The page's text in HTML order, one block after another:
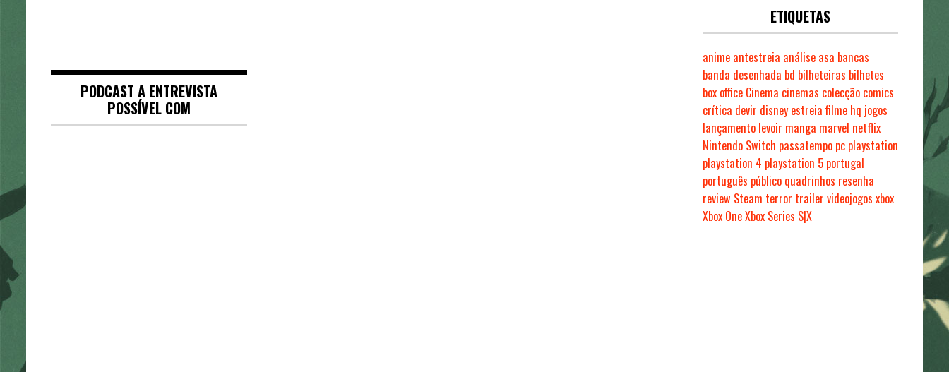
PODCAST A ENTREVISTA
POSSÍVEL COM
ETIQUETAS
anime antestreia análise asa bancas
banda desenhada bd bilheteiras bilhetes
box office Cinema cinemas colecção comics
crítica devir disney estreiafilme hq jogos
lançamento levoir manga marvel netflix
Nintendo Switch passatempo pc playstation
playstation 4 playstation 5 portugal
português público quadrinhos resenha
review Steam terror trailer videojogos xbox
Xbox OneXbox Series S|X